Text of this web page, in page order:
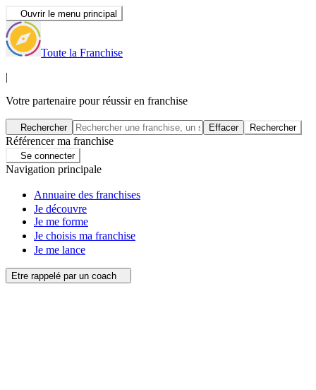
Ouvrir le menu principal
Toute la Franchise
|
Votre partenaire pour réussir en franchise
Rechercher Effacer Rechercher
Référencer ma franchise
Se connecter
Navigation principale
Annuaire des franchises
Je découvre
Je me forme
Je choisis ma franchise
Je me lance
Etre rappelé par un coach